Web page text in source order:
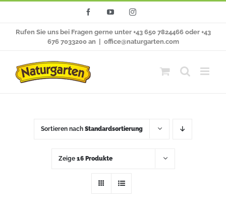
FacebookYouTubeInstagram
Rufen Sie uns bei Fragen gerne unter +43 650 7824466 oder +43
676 7033200 an
office@naturgarten.com
Sortieren nach Standardsortierung
Zeige 16 Produkte